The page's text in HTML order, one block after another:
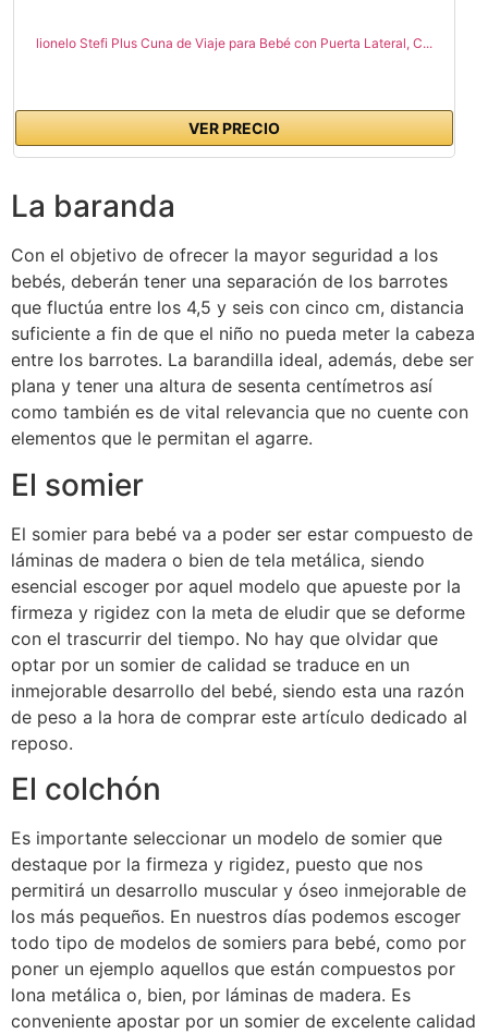
lionelo Stefi Plus Cuna de Viaje para Bebé con Puerta Lateral, C...
VER PRECIO
La baranda
Con el objetivo de ofrecer la mayor seguridad a los
bebés, deberán tener una separación de los barrotes
que fluctúa entre los 4,5 y seis con cinco cm, distancia
suficiente a fin de que el niño no pueda meter la cabeza
entre los barrotes. La barandilla ideal, además, debe ser
plana y tener una altura de sesenta centímetros así
como también es de vital relevancia que no cuente con
elementos que le permitan el agarre.
El somier
El somier para bebé va a poder ser estar compuesto de
láminas de madera o bien de tela metálica, siendo
esencial escoger por aquel modelo que apueste por la
firmeza y rigidez con la meta de eludir que se deforme
con el trascurrir del tiempo. No hay que olvidar que
optar por un somier de calidad se traduce en un
inmejorable desarrollo del bebé, siendo esta una razón
de peso a la hora de comprar este artículo dedicado al
reposo.
El colchón
Es importante seleccionar un modelo de somier que
destaque por la firmeza y rigidez, puesto que nos
permitirá un desarrollo muscular y óseo inmejorable de
los más pequeños. En nuestros días podemos escoger
todo tipo de modelos de somiers para bebé, como por
poner un ejemplo aquellos que están compuestos por
lona metálica o, bien, por láminas de madera. Es
conveniente apostar por un somier de excelente calidad